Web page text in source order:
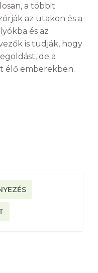
a többit
az utakon és a
és az
is tudják, hogy
de a
élő emberekben.